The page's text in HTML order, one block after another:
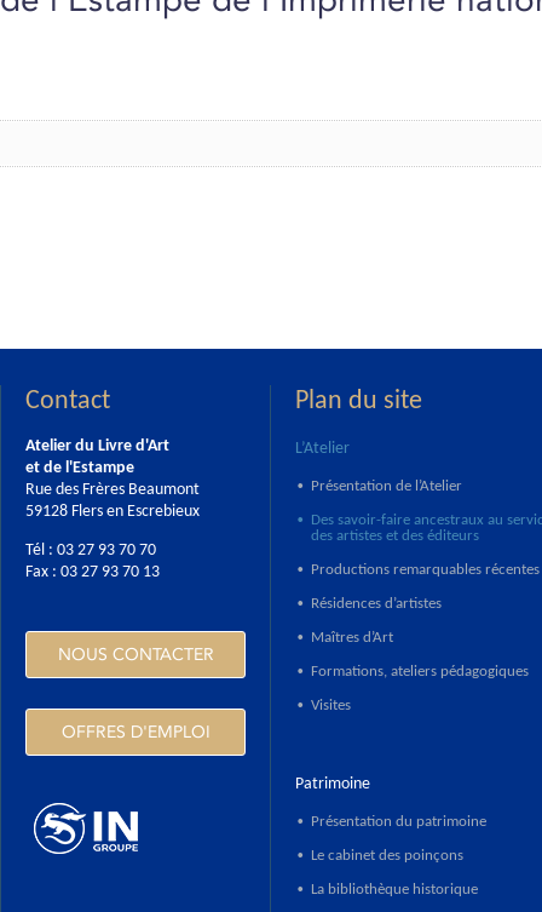
Contact
Atelier du Livre d'Art
et de l'Estampe
Rue des Frères Beaumont
59128 Flers en Escrebieux
Tél : 03 27 93 70 70
Fax : 03 27 93 70 13
NOUS CONTACTER
OFFRES D'EMPLOI
Plan du site
L’Atelier
• Présentation de l’Atelier
•
Des savoir-faire ancestraux au
des artistes et des éditeurs
• Productions remarquables récentes
• Résidences d’artistes
• Maîtres d’Art
• Formations, ateliers pédagogiques
• Visites
Patrimoine
• Présentation du patrimoine
• Le cabinet des poinçons
• La bibliothèque historique